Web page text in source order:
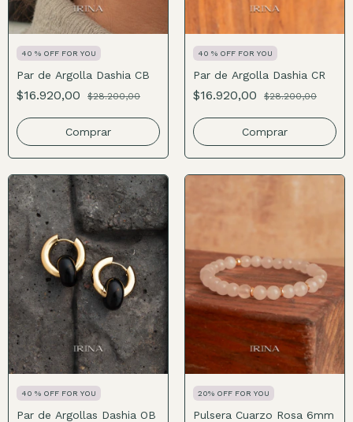
40 % OFF FOR YOU
Par de Argolla Dashia CB
$16.920,00 $28.200,00
Comprar
40 % OFF FOR YOU
Par de Argolla Dashia CR
$16.920,00 $28.200,00
Comprar
40 % OFF FOR YOU
Par de Argollas Dashia OB
20% OFF FOR YOU
Pulsera Cuarzo Rosa 6mm